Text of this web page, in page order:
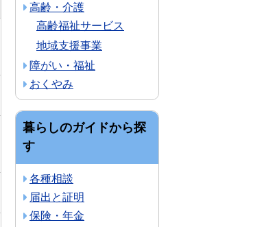
高齢・介護
高齢福祉サービス
地域支援事業
障がい・福祉
おくやみ
暮らしのガイドから探
す
各種相談
届出と証明
保険・年金